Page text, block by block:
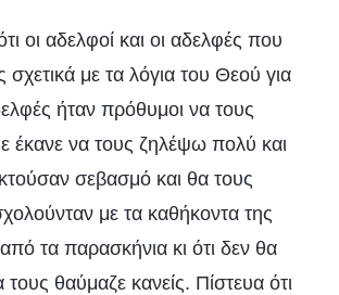
οι αδελφοί και οι αδελφές που
με τα λόγια του Θεού για
ήταν πρόθυμοι να τους
έκανε να τους ζηλέψω πολύ και
σεβασμό και θα τους
με τα καθήκοντα της
τα παρασκήνια κι ότι δεν θα
θαύμαζε κανείς. Πίστευα ότι